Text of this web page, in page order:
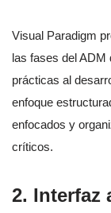
Visual Paradigm
las fases del ADM
prácticas al
enfoque
enfocados y
críticos.
2. Interfaz